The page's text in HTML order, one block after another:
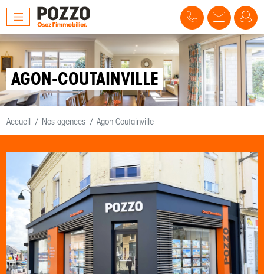
AGON-COUTAINVILLE
Accueil Nos agences Agon-Coutainville